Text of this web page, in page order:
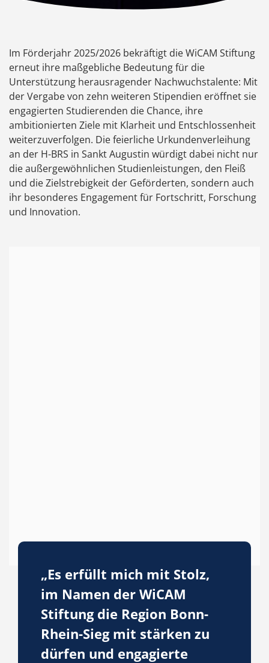
Im Förderjahr 2025/2026 bekräftigt die WiCAM Stiftung
erneut ihre maßgebliche Bedeutung für die
Unterstützung herausragender Nachwuchstalente: Mit
der Vergabe von zehn weiteren Stipendien eröffnet sie
engagierten Studierenden die Chance, ihre
ambitionierten Ziele mit Klarheit und Entschlossenheit
weiterzuverfolgen. Die feierliche Urkundenverleihung
an der H-BRS in Sankt Augustin würdigt dabei nicht nur
die außergewöhnlichen Studienleistungen, den Fleiß
und die Zielstrebigkeit der Geförderten, sondern auch
ihr besonderes Engagement für Fortschritt, Forschung
und Innovation.
„Es erfüllt mich mit Stolz,
im Namen der WiCAM
Stiftung die Region Bonn-
Rhein-Sieg mit stärken zu
dürfen und engagierte